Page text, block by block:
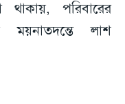
পরিবারের
ময়নাতদন্তে লাশ